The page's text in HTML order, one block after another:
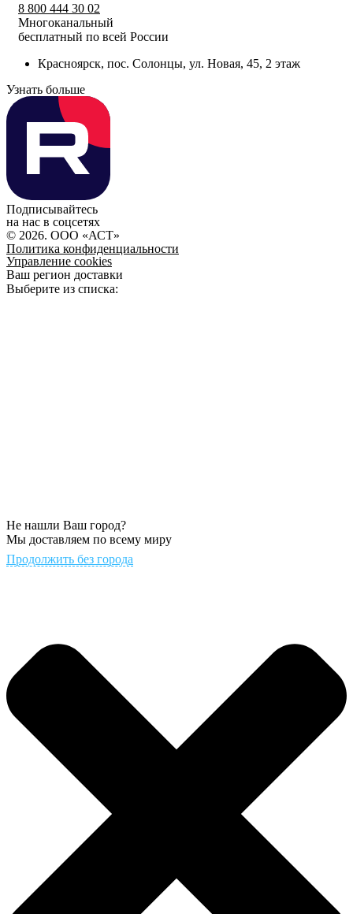
8 800 444 30 02
Многоканальный
бесплатный по всей России
Красноярск, пос. Солонцы, ул. Новая, 45, 2 этаж
Узнать больше
Подписывайтесь
на нас в соцсетях
© 2026. ООО «АСТ»
Политика конфиденциальности
Управление cookies
Ваш регион доставки
Выберите из списка:
Не нашли Ваш город?
Мы доставляем по всему миру
Продолжить без города